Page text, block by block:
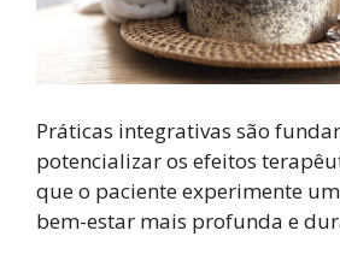
Práticas integrativas são
potencializar os efeitos
que o paciente experimente
bem-estar mais profunda e